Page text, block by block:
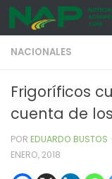
Skip to content
NACIONALES
Frigoríficos
cuenta de
POR EDUARDO BUSTOS
ENERO, 2018